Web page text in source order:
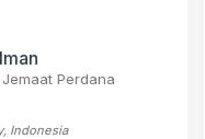
Perdana
, Indonesia